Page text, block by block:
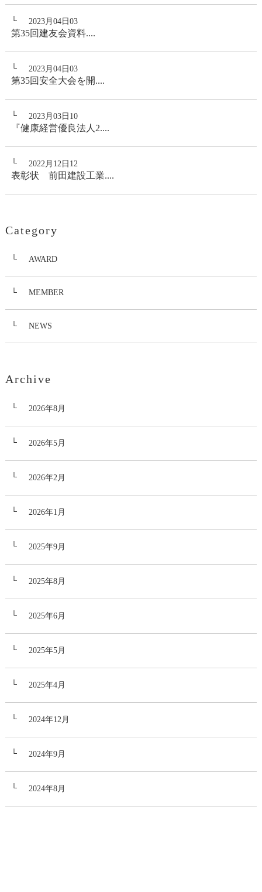
2023月04日03
第35回建友会資料....
2023月04日03
第35回安全大会を開....
2023月03日10
『健康経営優良法人2....
2022月12日12
表彰状 前田建設工業....
Category
AWARD
MEMBER
NEWS
Archive
2026年8月
2026年5月
2026年2月
2026年1月
2025年9月
2025年8月
2025年6月
2025年5月
2025年4月
2024年12月
2024年9月
2024年8月